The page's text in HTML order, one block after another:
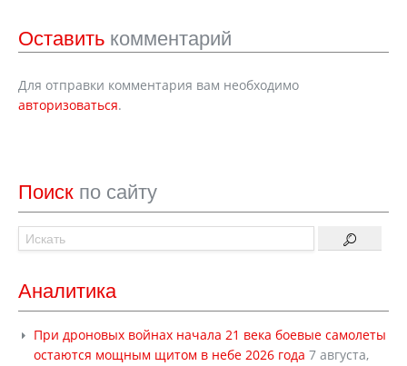
Оставить комментарий
Для отправки комментария вам необходимо
авторизоваться.
Поиск по сайту
Аналитика
При дроновых войнах начала 21 века боевые самолеты
остаются мощным щитом в небе 2026 года 7 августа,